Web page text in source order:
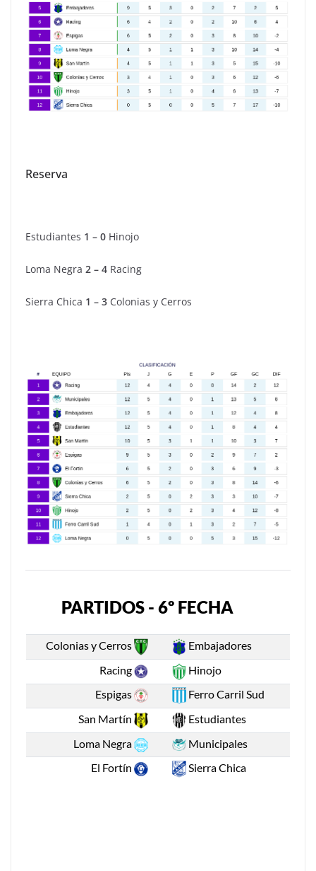
Reserva
Estudiantes 1 – 0 Hinojo
Loma Negra 2 – 4 Racing
Sierra Chica 1 – 3 Colonias y Cerros